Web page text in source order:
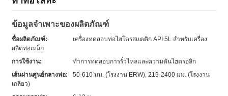
ข้อมูลจำเพาะของผลิตภัณฑ์
ชื่อผลิตภัณฑ์:
เครื่องทดสอบท่อไฮโดรสแตติก API 5L สำหรับเครื่อง
ผลิตท่อเหล็ก
การใช้งาน:
ทำการทดสอบการรั่วไหลและความดันไฮดรอลิก
เส้นผ่านศูนย์กลางท่อ:
50-610 มม. (โรงงาน ERW), 219-2400 มม. (โรงงาน
เกลียว)